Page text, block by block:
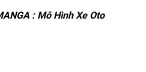
: Mô Hình Xe Oto